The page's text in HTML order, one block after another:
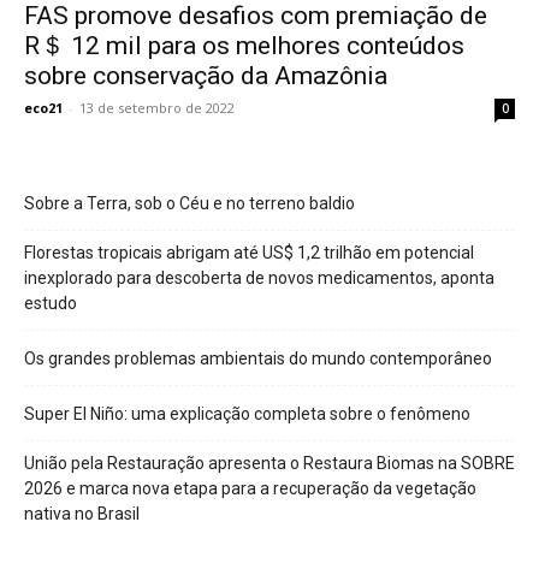
FAS promove desafios com premiação de
R＄ 12 mil para os melhores conteúdos
sobre conservação da Amazônia
eco21 - 13 de setembro de 2022 0
Sobre a Terra, sob o Céu e no terreno baldio
Florestas tropicais abrigam até US$ 1,2 trilhão em potencial
inexplorado para descoberta de novos medicamentos, aponta
estudo
Os grandes problemas ambientais do mundo contemporâneo
Super El Niño: uma explicação completa sobre o fenômeno
União pela Restauração apresenta o Restaura Biomas na SOBRE
2026 e marca nova etapa para a recuperação da vegetação
nativa no Brasil